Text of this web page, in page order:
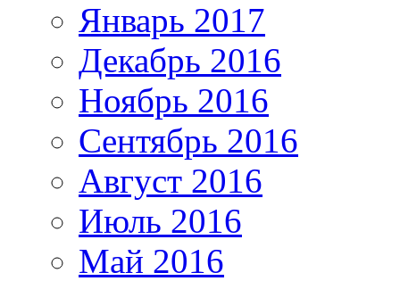
Январь 2017
Декабрь 2016
Ноябрь 2016
Сентябрь 2016
Август 2016
Июль 2016
Май 2016